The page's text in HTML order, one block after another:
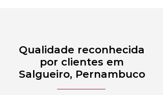
Qualidade reconhecida
por clientes em
Salgueiro, Pernambuco